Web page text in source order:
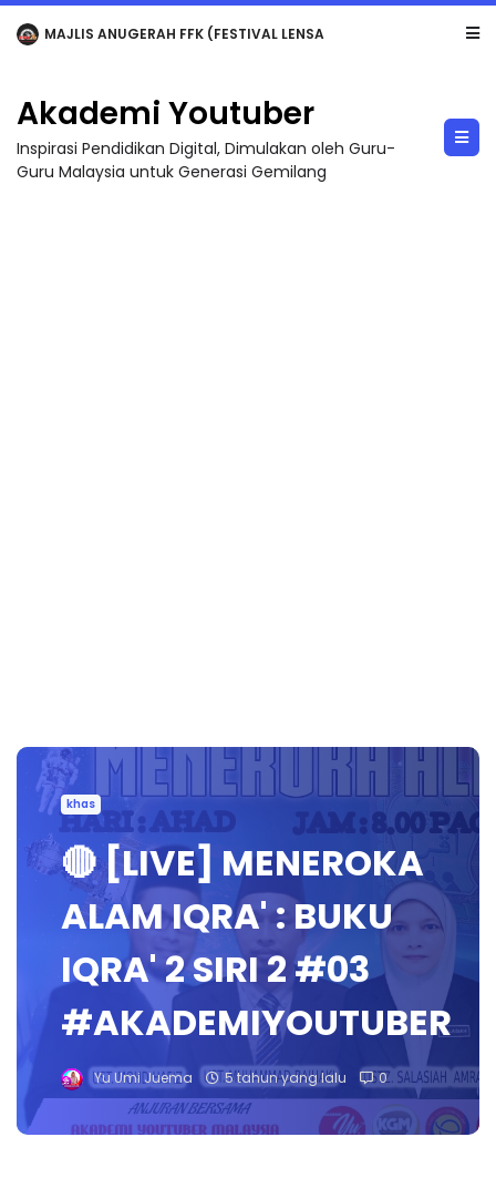
LIVE 🔴 [LIVE] MATEMATIK SR, WANG TAHUN 6 OLEH CIKGU ANITA #ALLINONE #141 #...
Akademi Youtuber
Inspirasi Pendidikan Digital, Dimulakan oleh Guru-
Guru Malaysia untuk Generasi Gemilang
khas
🔴 [LIVE] MENEROKA
ALAM IQRA' : BUKU
IQRA' 2 SIRI 2 #03
#AKADEMIYOUTUBER
Yu Umi Juema 5 tahun yang lalu 0